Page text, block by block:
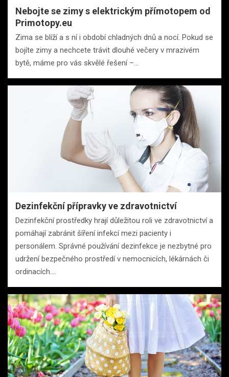
Nebojte se zimy s elektrickým přímotopem od
Primotopy.eu
Zima se blíží a s ní i období chladných dnů a nocí. Pokud se
bojíte zimy a nechcete trávit dlouhé večery v mrazivém
bytě, máme pro vás skvělé řešení –…
Dezinfekční přípravky ve zdravotnictví
Dezinfekční prostředky hrají důležitou roli ve zdravotnictví a
pomáhají zabránit šíření infekcí mezi pacienty i
personálem. Správné používání dezinfekce je nezbytné pro
udržení bezpečného prostředí v nemocnicích, lékárnách či
ordinacích.…